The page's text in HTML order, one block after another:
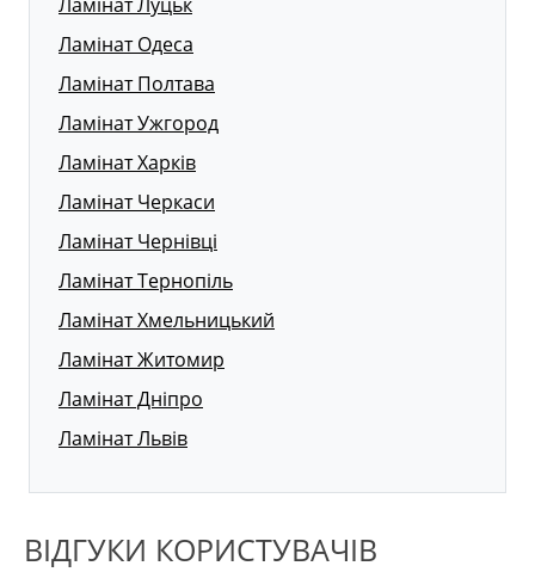
Ламінат Одеса
Ламінат Полтава
Ламінат Ужгород
Ламінат Харків
Ламінат Черкаси
Ламінат Чернівці
Ламінат Тернопіль
Ламінат Хмельницький
Ламінат Житомир
Ламінат Дніпро
Ламінат Львів
ВІДГУКИ КОРИСТУВАЧІВ